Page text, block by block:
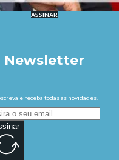
ASSINAR
Newsletter
e receba todas as novidades.